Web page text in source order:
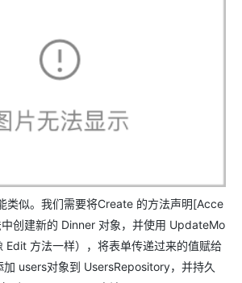
类似。我们需要将Create 的方法声明[Acce
创建新的 Dinner 对象，并使用 UpdateMo
Edit 方法一样），将表单传递过来的值赋给
users对象到 UsersRepository，并持久